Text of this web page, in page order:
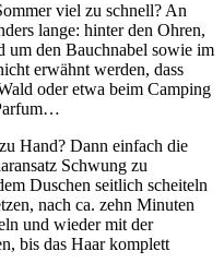
viel zu schnell? An
lange: hinter den Ohren,
um den Bauchnabel sowie im
erwähnt werden, dass
oder etwa beim Camping
Hand? Dann einfach die
Schwung zu
Duschen seitlich scheiteln
nach ca. zehn Minuten
und wieder mit der
bis das Haar komplett